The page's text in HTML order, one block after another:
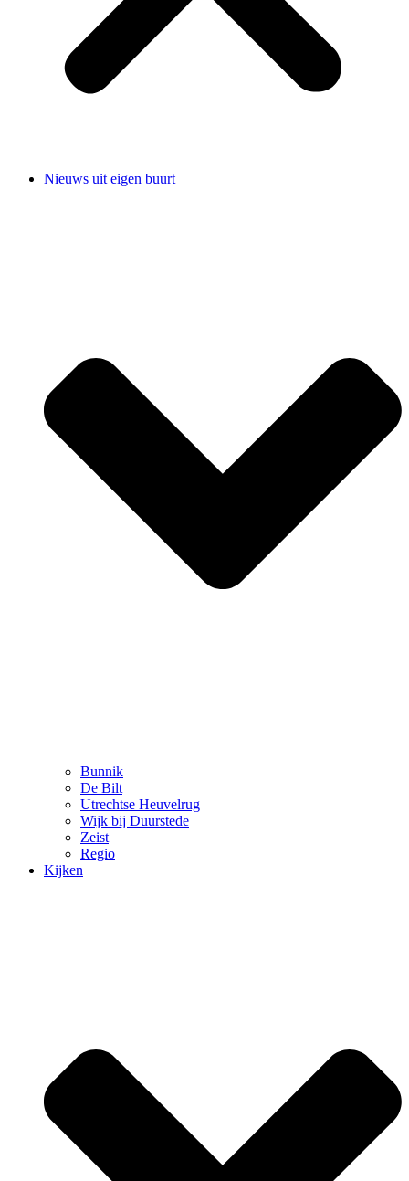
Nieuws uit eigen buurt
Bunnik
De Bilt
Utrechtse Heuvelrug
Wijk bij Duurstede
Zeist
Regio
Kijken